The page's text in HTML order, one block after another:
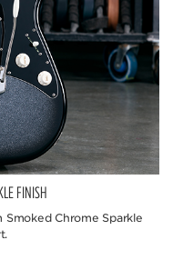
FINISH
Chrome Sparkle